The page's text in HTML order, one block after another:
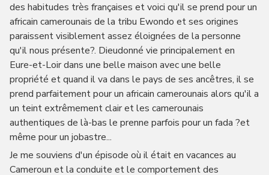
des habitudes très françaises et voici qu'il se prend pour un
africain camerounais de la tribu Ewondo et ses origines
paraissent visiblement assez éloignées de la personne
qu'il nous présente?. Dieudonné vie principalement en
Eure-et-Loir dans une belle maison avec une belle
propriété et quand il va dans le pays de ses ancêtres, il se
prend parfaitement pour un africain camerounais alors qu'il a
un teint extrêmement clair et les camerounais
authentiques de là-bas le prenne parfois pour un fada ?et
même pour un jobastre...
Je me souviens d'un épisode où il était en vacances au
Cameroun et la conduite et le comportement des